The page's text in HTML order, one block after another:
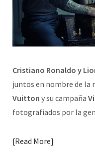
Cristiano Ronaldo y
juntos en nombre de la
Vuitton y su campaña
fotografiados por la
Read More